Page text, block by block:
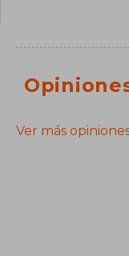
Ver más